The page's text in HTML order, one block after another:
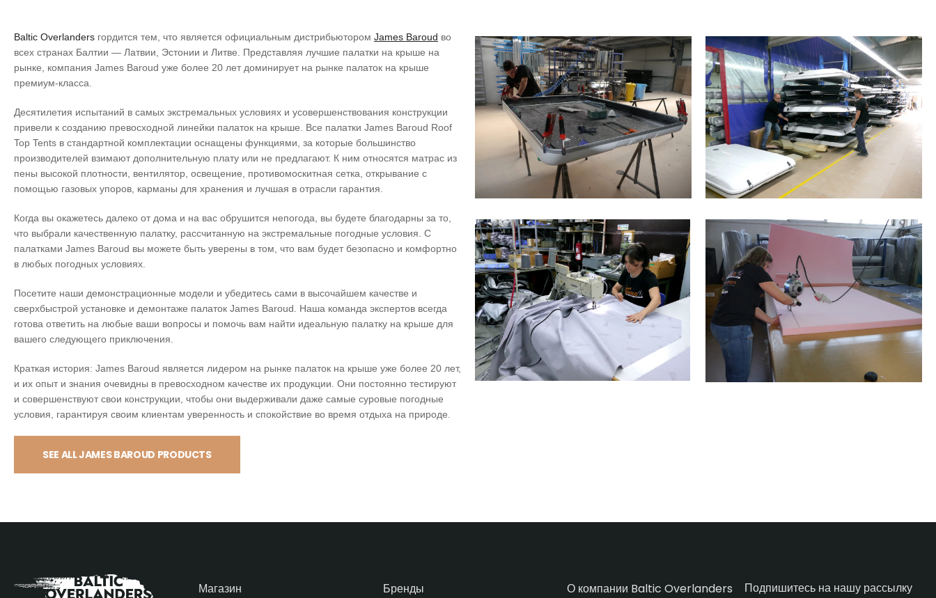
Baltic Overlanders гордится тем, что является официальным дистрибьютором James Baroud во
всех странах Балтии — Латвии, Эстонии и Литве. Представляя лучшие палатки на крыше на
рынке, компания James Baroud уже более 20 лет доминирует на рынке палаток на крыше
премиум-класса.
Десятилетия испытаний в самых экстремальных условиях и усовершенствования конструкции
привели к созданию превосходной линейки палаток на крыше. Все палатки James Baroud Roof
Top Tents в стандартной комплектации оснащены функциями, за которые большинство
производителей взимают дополнительную плату или не предлагают. К ним относятся матрас из
пены высокой плотности, вентилятор, освещение, противомоскитная сетка, открывание с
помощью газовых упоров, карманы для хранения и лучшая в отрасли гарантия.
Когда вы окажетесь далеко от дома и на вас обрушится непогода, вы будете благодарны за то,
что выбрали качественную палатку, рассчитанную на экстремальные погодные условия. С
палатками James Baroud вы можете быть уверены в том, что вам будет безопасно и комфортно
в любых погодных условиях.
Посетите наши демонстрационные модели и убедитесь сами в высочайшем качестве и
сверхбыстрой установке и демонтаже палаток James Baroud. Наша команда экспертов всегда
готова ответить на любые ваши вопросы и помочь вам найти идеальную палатку на крыше для
вашего следующего приключения.
Краткая история: James Baroud является лидером на рынке палаток на крыше уже более 20 лет,
и их опыт и знания очевидны в превосходном качестве их продукции. Они постоянно тестируют
и совершенствуют свои конструкции, чтобы они выдерживали даже самые суровые погодные
условия, гарантируя своим клиентам уверенность и спокойствие во время отдыха на природе.
SEE ALL JAMES BAROUD PRODUCTS
Магазин Бренды О компании Baltic Overlanders Подпишитесь на нашу рассылку